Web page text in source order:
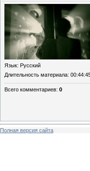
Язык: Русский
Длительность материала:
Всего комментариев: 0
Полная версия сайта